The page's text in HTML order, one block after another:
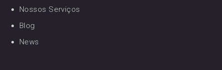
Nossos Serviços
Blog
News